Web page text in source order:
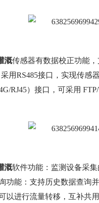
溉传感器有数据校正功能
用RS485接口，实现传感
RJ45）接口，可采用 FTP/
溉软件功能：监测设备采
功能：支持历史数据查询
以进行流量转移，互补共